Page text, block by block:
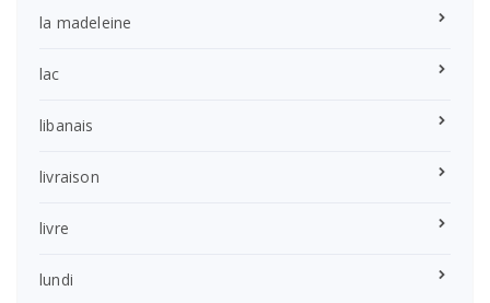
la madeleine
lac
libanais
livraison
livre
lundi